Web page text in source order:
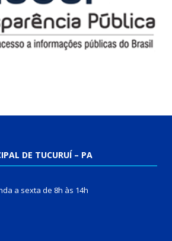
DE TUCURUÍ – PA
a sexta de 8h às 14h